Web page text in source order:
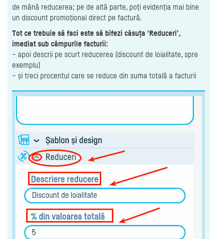
de mână reducerea; pe de altă parte, poți evidenția mai bine
un discount promoțional direct pe factură.
Tot ce trebuie să faci este să bifezi căsuța ‘Reduceri’,
imediat sub câmpurile facturii:
– apoi descrii pe scurt reducerea (discount de loialitate, spre
exemplu)
– și treci procentul care se reduce din suma totală a facturii